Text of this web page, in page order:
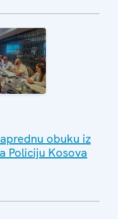
obuku iz
Policiju Kosova